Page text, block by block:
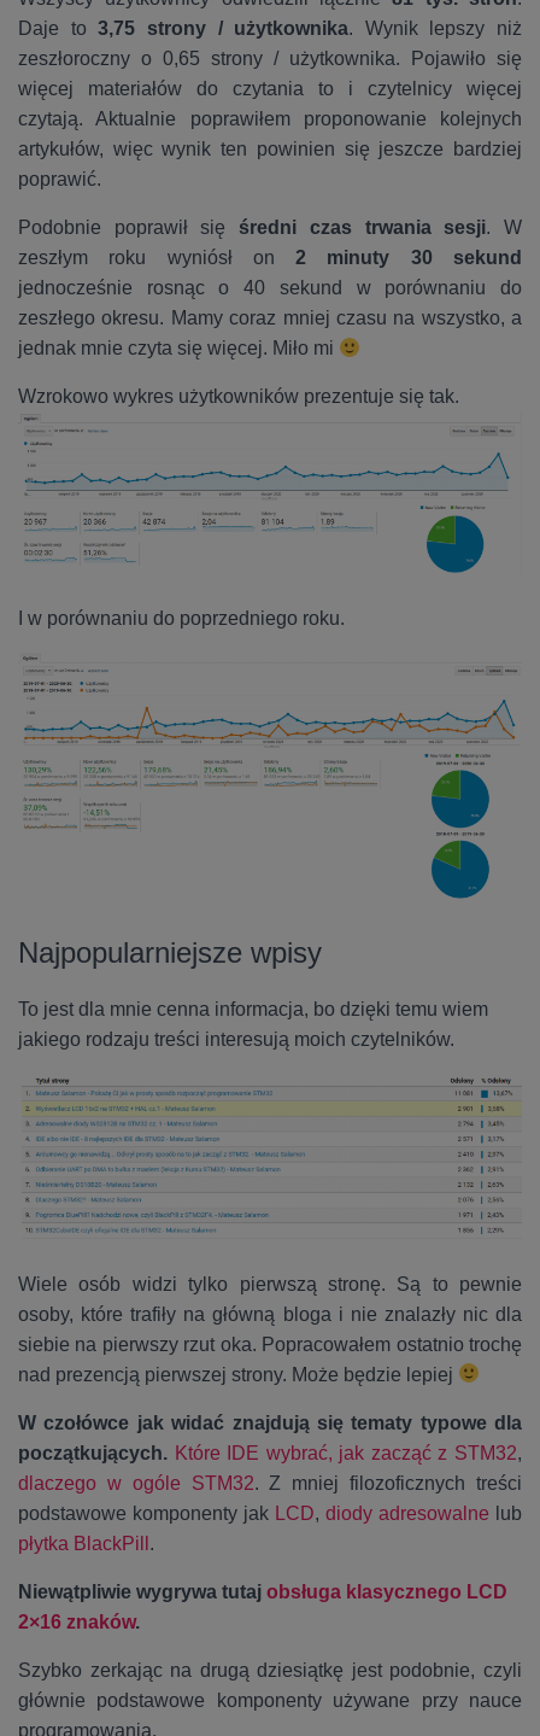
Daje to3,75 strony / użytkownika. Wynik lepszy niż
zeszłoroczny o 0,65 strony / użytkownika. Pojawiło się
więcej materiałów do czytania to i czytelnicy więcej
czytają. Aktualnie poprawiłem proponowanie kolejnych
artykułów, więc wynik ten powinien się jeszcze bardziej
poprawić.
Podobnie poprawił się średni czas trwania sesji. W
zeszłym roku wyniósł on2 minuty 30 sekund
jednocześnie rosnąc o 40 sekund w porównaniu do
zeszłego okresu. Mamy coraz mniej czasu na wszystko, a
jednak mnie czyta się więcej. Miło mi
Wzrokowo wykres użytkowników prezentuje się tak.
I w porównaniu do poprzedniego roku.
Najpopularniejsze wpisy
To jest dla mnie cenna informacja, bo dzięki temu wiem
jakiego rodzaju treści interesują moich czytelników.
Wiele osób widzi tylko pierwszą stronę. Są to pewnie
osoby, które trafiły na główną bloga i nie znalazły nic dla
siebie na pierwszy rzut oka. Popracowałem ostatnio trochę
nad prezencją pierwszej strony. Może będzie lepiej
W czołówce jak widać znajdują się tematy typowe dla
początkujących. Które IDE wybrać, jak zacząć z STM32,
dlaczego w ogóle STM32. Z mniej filozoficznych treści
podstawowe komponenty jak LCD, diody adresowalne lub
płytka BlackPill .
Niewątpliwie wygrywa tutaj obsługa klasycznego LCD
2×16 znaków.
Szybko zerkając na drugą dziesiątkę jest podobnie, czyli
głównie podstawowe komponenty używane przy nauce
programowania.